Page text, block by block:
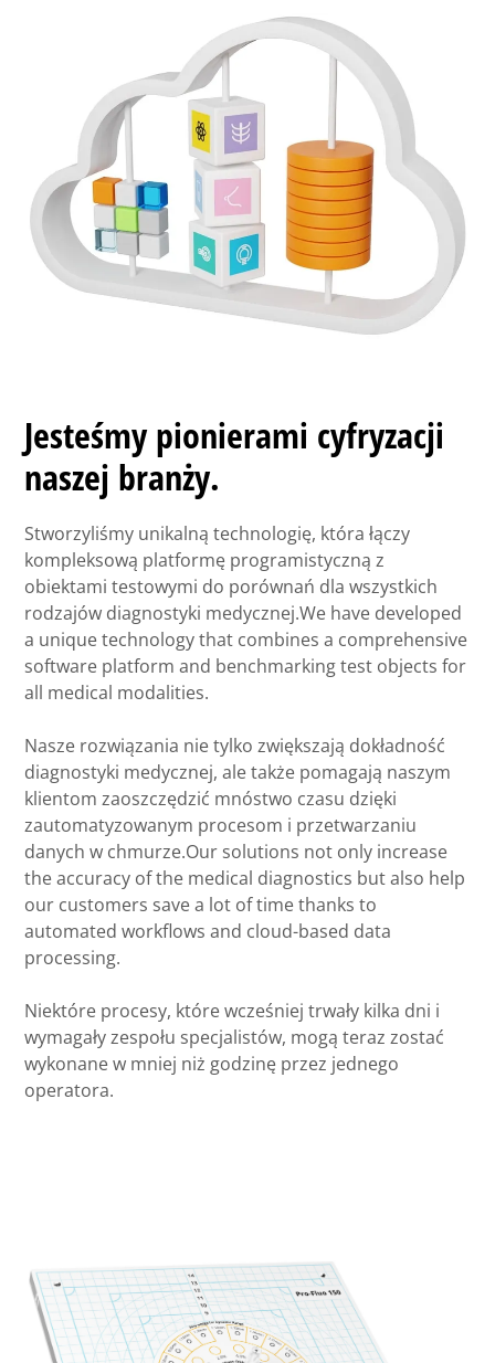
Jesteśmy pionierami cyfryzacji
naszej branży.
Stworzyliśmy unikalną technologię, która łączy
kompleksową platformę programistyczną z
obiektami testowymi do porównań dla wszystkich
rodzajów diagnostyki medycznej.We have developed
a unique technology that combines a comprehensive
software platform and benchmarking test objects for
all medical modalities.
Nasze rozwiązania nie tylko zwiększają dokładność
diagnostyki medycznej, ale także pomagają naszym
klientom zaoszczędzić mnóstwo czasu dzięki
zautomatyzowanym procesom i przetwarzaniu
danych w chmurze.Our solutions not only increase
the accuracy of the medical diagnostics but also help
our customers save a lot of time thanks to
automated workflows and cloud-based data
processing.
Niektóre procesy, które wcześniej trwały kilka dni i
wymagały zespołu specjalistów, mogą teraz zostać
wykonane w mniej niż godzinę przez jednego
operatora.